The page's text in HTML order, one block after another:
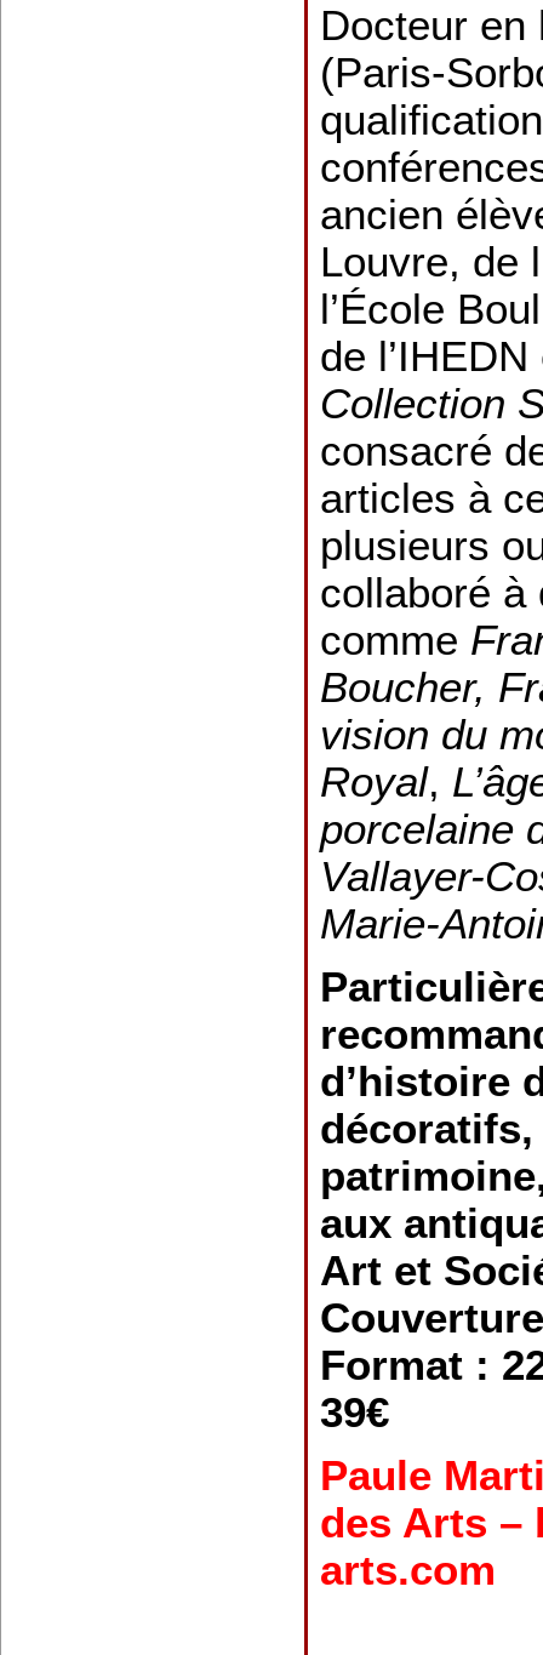
Docteur en
(Paris-
ancien
Louvre, de
l’École
de
Collection
consacré
articles à
plusieurs
collaboré à
comme
Boucher,
vision du
Royal,
porcelaine
Vallayer-
Marie-
d’histoire
décoratifs,
aux
Art et
Format :
39€
Paule
des Arts –
arts.com